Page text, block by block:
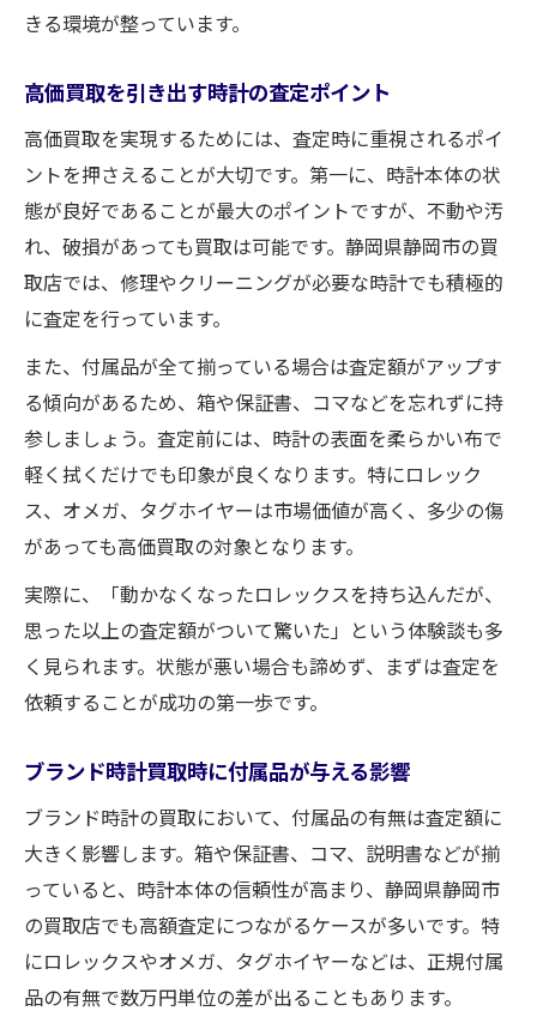
きる環境が整っています。
高価買取を引き出す時計の査定ポイント
高価買取を実現するためには、査定時に重視されるポイ
ントを押さえることが大切です。第一に、時計本体の状
態が良好であることが最大のポイントですが、不動や汚
れ、破損があっても買取は可能です。静岡県静岡市の買
取店では、修理やクリーニングが必要な時計でも積極的
に査定を行っています。
また、付属品が全て揃っている場合は査定額がアップす
る傾向があるため、箱や保証書、コマなどを忘れずに持
参しましょう。査定前には、時計の表面を柔らかい布で
軽く拭くだけでも印象が良くなります。特にロレック
ス、オメガ、タグホイヤーは市場価値が高く、多少の傷
があっても高価買取の対象となります。
実際に、「動かなくなったロレックスを持ち込んだが、
思った以上の査定額がついて驚いた」という体験談も多
く見られます。状態が悪い場合も諦めず、まずは査定を
依頼することが成功の第一歩です。
ブランド時計買取時に付属品が与える影響
ブランド時計の買取において、付属品の有無は査定額に
大きく影響します。箱や保証書、コマ、説明書などが揃
っていると、時計本体の信頼性が高まり、静岡県静岡市
の買取店でも高額査定につながるケースが多いです。特
にロレックスやオメガ、タグホイヤーなどは、正規付属
品の有無で数万円単位の差が出ることもあります。